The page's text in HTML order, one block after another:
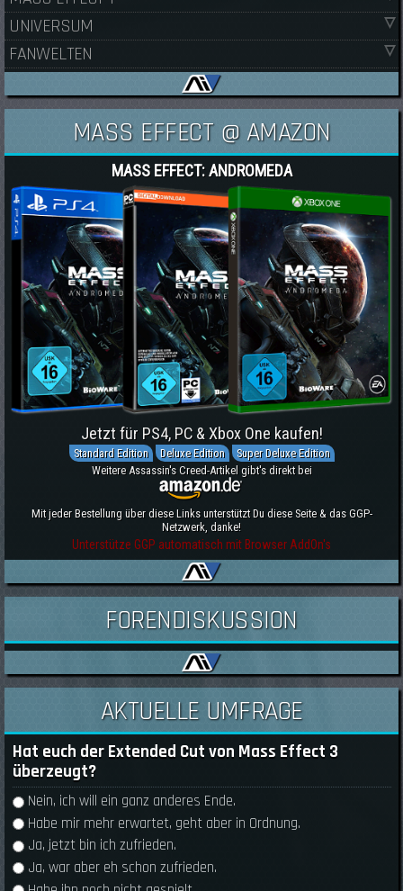
UNIVERSUM
FANWELTEN
MASS EFFECT @ AMAZON
MASS EFFECT: ANDROMEDA
Jetzt für PS4, PC & Xbox One kaufen!
Standard Edition Deluxe Edition
Super Deluxe Edition
Weitere Assassin's Creed-Artikel gibt's direkt bei
Mit jeder Bestellung über diese Links unterstützt Du diese Seite & das GGP-
Netzwerk, danke!
Unterstütze GGP automatisch mit Browser AddOn's
FORENDISKUSSION
AKTUELLE UMFRAGE
Hat euch der Extended Cut von Mass Effect 3
überzeugt?
Auswahlmöglichkeiten
Nein, ich will ein ganz anderes Ende.
Habe mir mehr erwartet, geht aber in Ordnung.
Ja, jetzt bin ich zufrieden.
Ja, war aber eh schon zufrieden.